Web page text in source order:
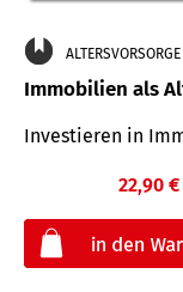
Immobilien als
Investieren in
22,90 €